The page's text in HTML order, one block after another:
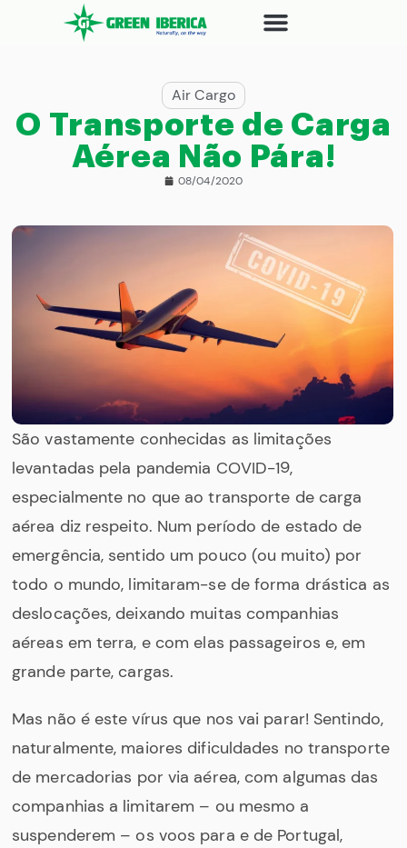
Air Cargo
O Transporte de Carga
Aérea Não Pára!
08/04/2020
São vastamente conhecidas as limitações
levantadas pela pandemia COVID-19,
especialmente no que ao transporte de carga
aérea diz respeito. Num período de estado de
emergência, sentido um pouco (ou muito) por
todo o mundo, limitaram-se de forma drástica as
deslocações, deixando muitas companhias
aéreas em terra, e com elas passageiros e, em
grande parte, cargas.
Mas não é este vírus que nos vai parar! Sentindo,
naturalmente, maiores dificuldades no transporte
de mercadorias por via aérea, com algumas das
companhias a limitarem – ou mesmo a
suspenderem – os voos para e de Portugal,